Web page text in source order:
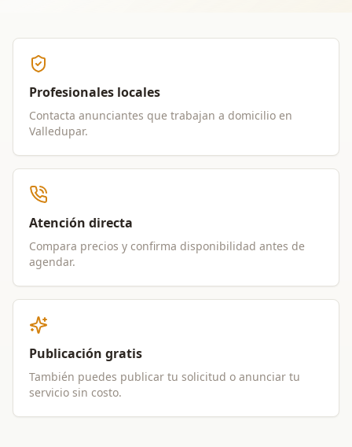
Profesionales locales
Contacta anunciantes que trabajan a domicilio en
Valledupar.
Atención directa
Compara precios y confirma disponibilidad antes de
agendar.
Publicación gratis
También puedes publicar tu solicitud o anunciar tu
servicio sin costo.